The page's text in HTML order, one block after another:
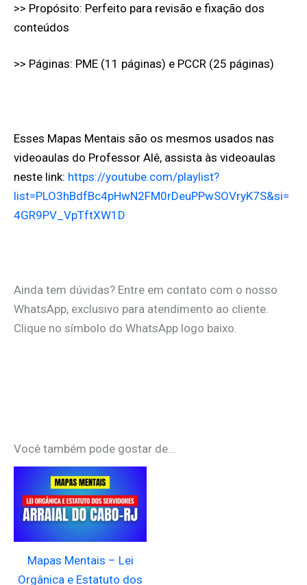
>> Propósito: Perfeito para revisão e fixação dos
conteúdos
>> Páginas: PME (11 páginas) e PCCR (25 páginas)
Esses Mapas Mentais são os mesmos usados nas
videoaulas do Professor Alê, assista às videoaulas
neste link: https://youtube.com/playlist?
list=PLO3hBdfBc4pHwN2FM0rDeuPPwSOVryK7S&si=
4GR9PV_VpTftXW1D
Ainda tem dúvidas? Entre em contato com o nosso
WhatsApp, exclusivo para atendimento ao cliente.
Clique no símbolo do WhatsApp logo baixo.
Você também pode gostar de…
Mapas Mentais – Lei
Orgânica e Estatuto dos